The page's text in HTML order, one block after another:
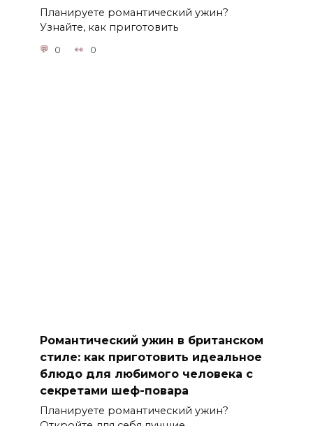
Планируете романтический ужин?
Узнайте, как приготовить
0 0
Романтический ужин в британском
стиле: как приготовить идеальное
блюдо для любимого человека с
секретами шеф-повара
Планируете романтический ужин?